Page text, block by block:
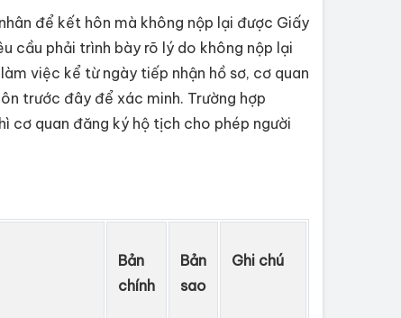
để kết hôn mà không nộp lại được Giấy
cầu phải trình bày rõ lý do không nộp lại
việc kể từ ngày tiếp nhận hồ sơ, cơ quan
trước đây để xác minh. Trường hợp
cơ quan đăng ký hộ tịch cho phép người
Bản
chính
Bản
sao
Ghi chú